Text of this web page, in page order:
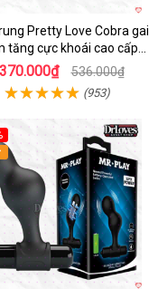
Pretty Love Cobra gai
tăng cực khoái cao cấp
chính hãng
370.000₫ 536.000₫
(953)